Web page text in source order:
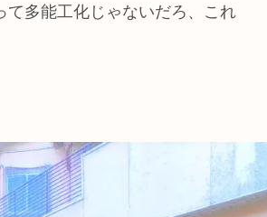
多能工化じゃないだろ、これ